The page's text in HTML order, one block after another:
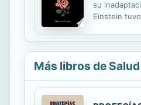
su
Einstein
Más libros de Salud